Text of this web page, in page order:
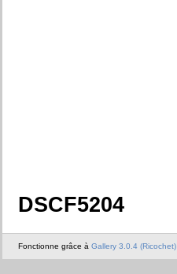
DSCF5204
Fonctionne grâce à Gallery 3.0.4 (Ricochet)